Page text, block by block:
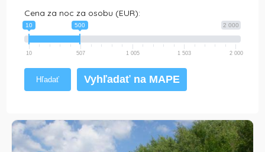
Cena za noc za osobu (EUR):
2 000
10 500
10 507 1 005 1 503 2 000
Hľadať Vyhľadať na MAPE